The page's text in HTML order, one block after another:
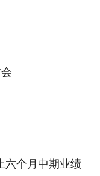
六个月中期业绩